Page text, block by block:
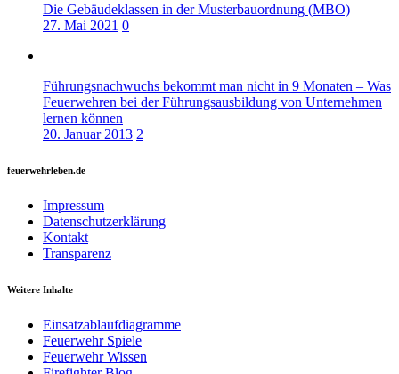
Die Gebäudeklassen in der Musterbauordnung (MBO)
27. Mai 2021 0
Führungsnachwuchs bekommt man nicht in 9 Monaten – Was
Feuerwehren bei der Führungsausbildung von Unternehmen
lernen können
20. Januar 2013 2
feuerwehrleben.de
Impressum
Datenschutzerklärung
Kontakt
Transparenz
Weitere Inhalte
Einsatzablaufdiagramme
Feuerwehr Spiele
Feuerwehr Wissen